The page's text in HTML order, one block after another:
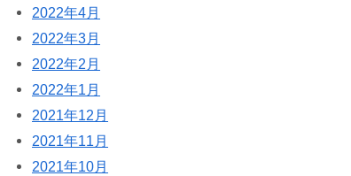
2022年4月
2022年3月
2022年2月
2022年1月
2021年12月
2021年11月
2021年10月